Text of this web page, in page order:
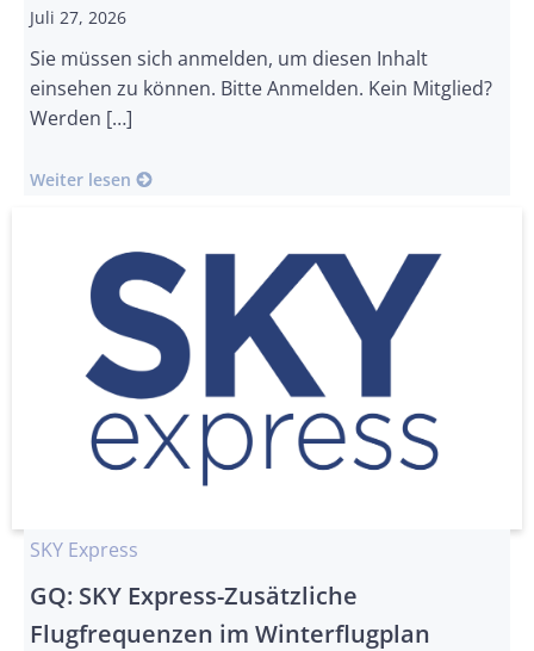
Juli 27, 2026
Sie müssen sich anmelden, um diesen Inhalt
einsehen zu können. Bitte Anmelden. Kein Mitglied?
Werden […]
Weiter lesen
SKY Express
GQ: SKY Express-Zusätzliche
Flugfrequenzen im Winterflugplan